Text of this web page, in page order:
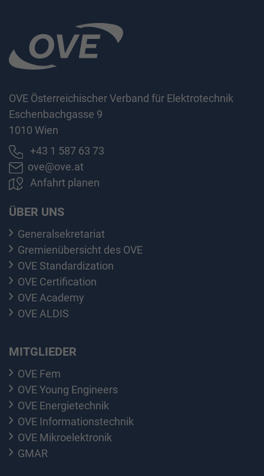
OVE Österreichischer Verband für Elektrotechnik
Eschenbachgasse 9
1010 Wien
+43 1 587 63 73
ove@ove.at
Anfahrt planen
ÜBER UNS
Generalsekretariat
Gremienübersicht des OVE
OVE Standardization
OVE Certification
OVE Academy
OVE ALDIS
MITGLIEDER
OVE Fem
OVE Young Engineers
OVE Energietechnik
OVE Informationstechnik
OVE Mikroelektronik
GMAR